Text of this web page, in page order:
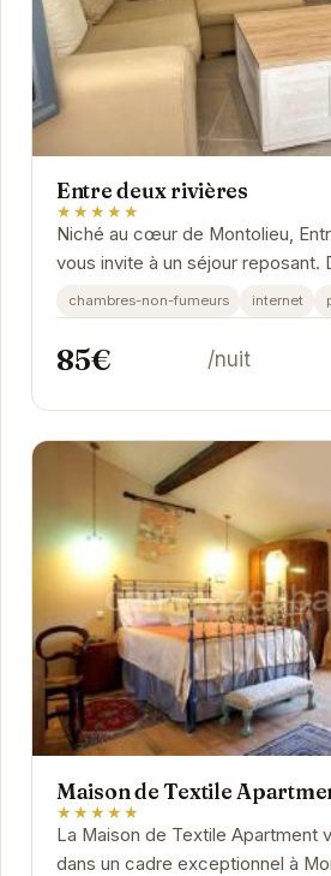
Entre deux rivières
★★★★★
Niché au cœur de Montolieu,
vous invite à un séjour reposant.
paisible où confort et tranquillité
chambres-non-fumeurs internet
85€ /nuit
Maison de Textile
★★★★★
La Maison de Textile Apartment
dans un cadre exceptionnel à